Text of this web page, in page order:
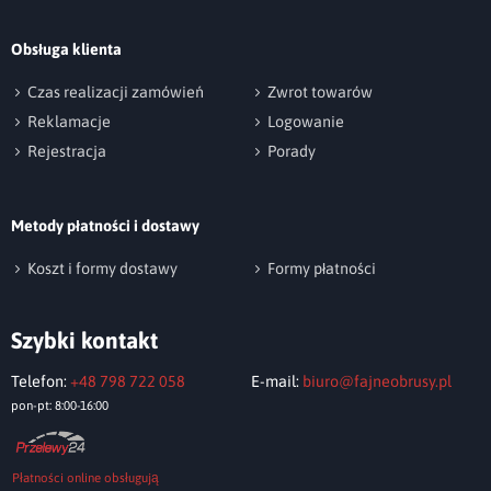
Wyślij opinię
Obsługa klienta
Czas realizacji zamówień
Zwrot towarów
Reklamacje
Logowanie
Rejestracja
Porady
Metody płatności i dostawy
Koszt i formy dostawy Formy płatności
Szybki kontakt
Telefon: +48 798 722 058
pon-pt: 8:00-16:00
E-mail: biuro@fajneobrusy.pl
Płatności online obsługują